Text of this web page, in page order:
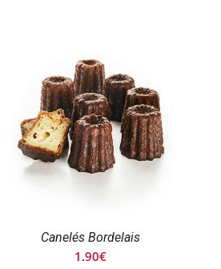
Canelés Bordelais
1.90€